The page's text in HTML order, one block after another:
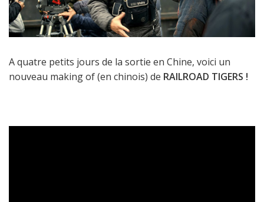
A quatre petits jours de la sortie en Chine, voici un
nouveau making of (en chinois) de RAILROAD TIGERS !